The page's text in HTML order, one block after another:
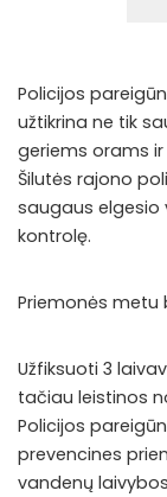
Policijos
užtikrina ne tik
geriems orams
Šilutės rajono
saugaus elgesio
kontrolę.
Priemonės metu
Užfiksuoti 3
tačiau leistinos
Policijos
prevencines
vandenų